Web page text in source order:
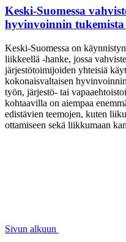
Keski-Suomessa
hyvinvoinnin tukemista
Keski-Suomessa on
liikkeellä -hanke, jossa
järjestötoimijoiden yhteisiä
kokonaisvaltaisen
työn, järjestö- tai
kohtaavilla on aiempaa
edistävien teemojen, kuten
ottamiseen sekä liikkumaan
Sivun alkuun